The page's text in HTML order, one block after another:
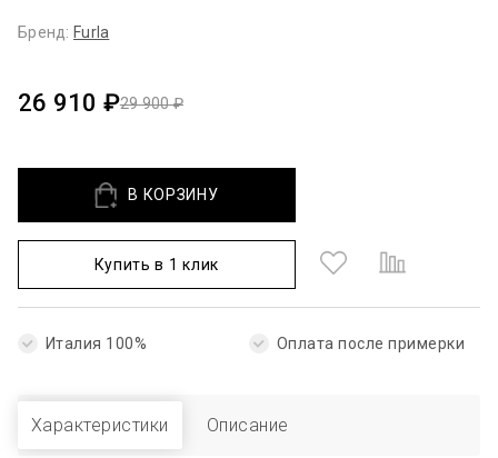
Бренд: Furla
29 900 ₽
26 910 ₽
В КОРЗИНУ
Купить в 1 клик
Италия 100% Оплата после примерки
Характеристики Описание